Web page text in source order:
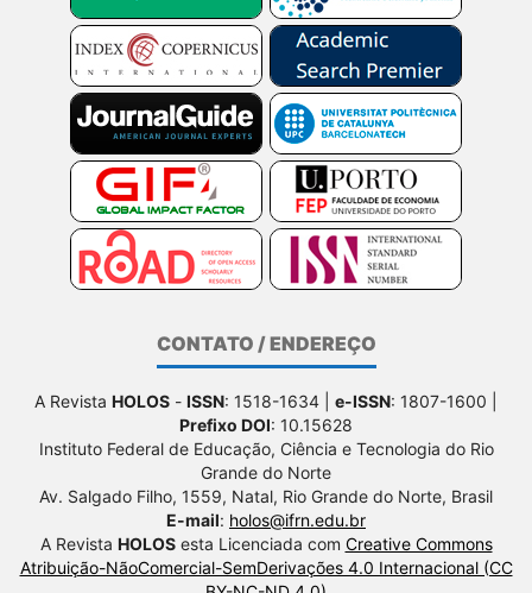
CONTATO / ENDEREÇO
A Revista HOLOS - ISSN: 1518-1634 | e-ISSN: 1807-1600 |
Prefixo DOI: 10.15628
Instituto Federal de Educação, Ciência e Tecnologia do Rio
Grande do Norte
Av. Salgado Filho, 1559, Natal, Rio Grande do Norte, Brasil
E-mail: holos@ifrn.edu.br
A Revista HOLOSesta Licenciada com Creative Commons
Atribuição-NãoComercial-SemDerivações 4.0 Internacional (CC